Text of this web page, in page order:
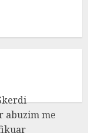
abuzim me